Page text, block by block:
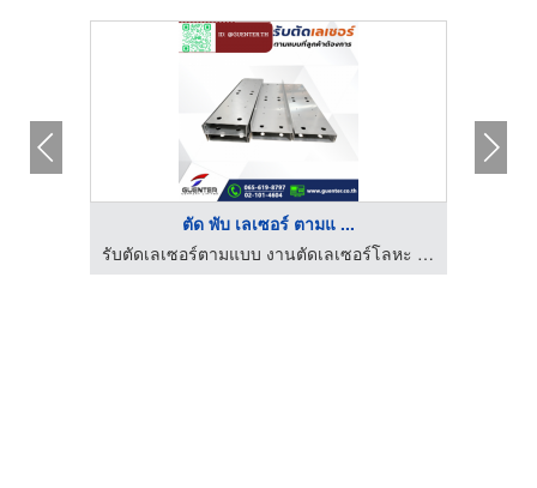
ตัด พับ เลเซอร์ ตามแ ...
รับตัดเลเซอร์ตามแบบ งานตัดเลเซอร์โลหะ เหล็ก สแตนเลส